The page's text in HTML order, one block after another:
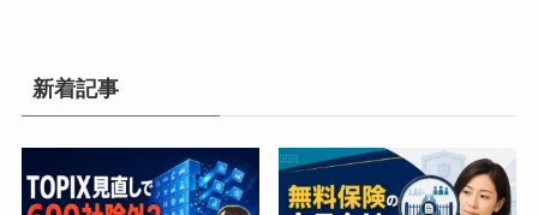
新着記事